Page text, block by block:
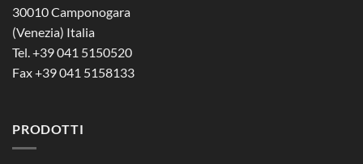
30010 Camponogara
(Venezia) Italia
Tel. +39 041 5150520
Fax +39 041 5158133
PRODOTTI